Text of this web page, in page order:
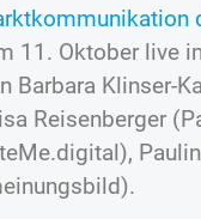
11. Oktober live
Barbara Klinser-
Reisenberger